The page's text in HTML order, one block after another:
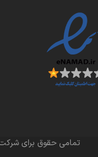
تمامی حقوق برای